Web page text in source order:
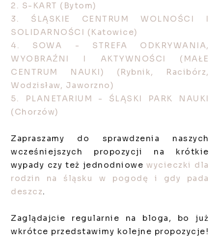
2. S-KART (Bytom)
3. ŚLĄSKIE CENTRUM WOLNOŚCI I
SOLIDARNOŚCI (Katowice)
4. SOWA - STREFA ODKRYWANIA,
WYOBRAŹNI I AKTYWNOŚCI (MAŁE
CENTRUM NAUKI) (Rybnik, Racibórz,
Wodzisław, Jaworzno)
5. PLANETARIUM - ŚLĄSKI PARK NAUKI
(Chorzów)
Zapraszamy do sprawdzenia naszych
wcześniejszych propozycji na krótkie
wypady czy też jednodniowewycieczki dla
rodzin na śląsku w pogodę i gdy pada
deszcz.
Zaglądajcie regularnie na bloga, bo już
wkrótce przedstawimy kolejne propozycje!